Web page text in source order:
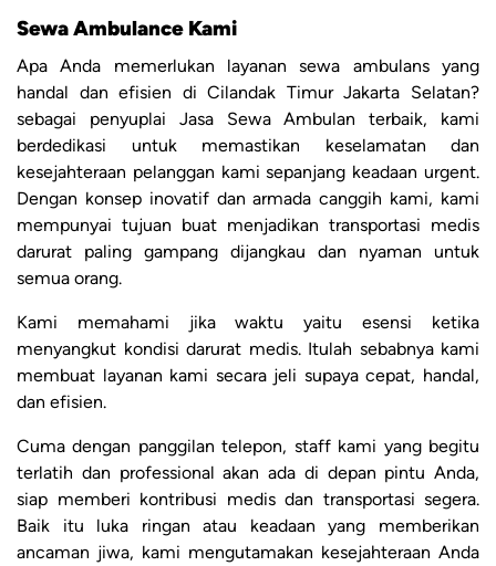
Sewa Ambulance Kami
Apa Anda memerlukan layanan sewa ambulans yang
handal dan efisien di Cilandak Timur Jakarta Selatan?
sebagai penyuplai Jasa Sewa Ambulan terbaik, kami
berdedikasi untuk memastikan keselamatan dan
kesejahteraan pelanggan kami sepanjang keadaan urgent.
Dengan konsep inovatif dan armada canggih kami, kami
mempunyai tujuan buat menjadikan transportasi medis
darurat paling gampang dijangkau dan nyaman untuk
semua orang.
Kami memahami jika waktu yaitu esensi ketika
menyangkut kondisi darurat medis. Itulah sebabnya kami
membuat layanan kami secara jeli supaya cepat, handal,
dan efisien.
Cuma dengan panggilan telepon, staff kami yang begitu
terlatih dan professional akan ada di depan pintu Anda,
siap memberi kontribusi medis dan transportasi segera.
Baik itu luka ringan atau keadaan yang memberikan
ancaman jiwa, kami mengutamakan kesejahteraan Anda